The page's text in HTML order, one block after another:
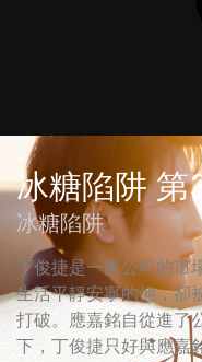
冰糖陷阱 第
冰糖陷阱
丁俊捷是一家公司的市
生活平靜安寧的他，卻
打破。應嘉銘自從進了
下，丁俊捷只好與應嘉